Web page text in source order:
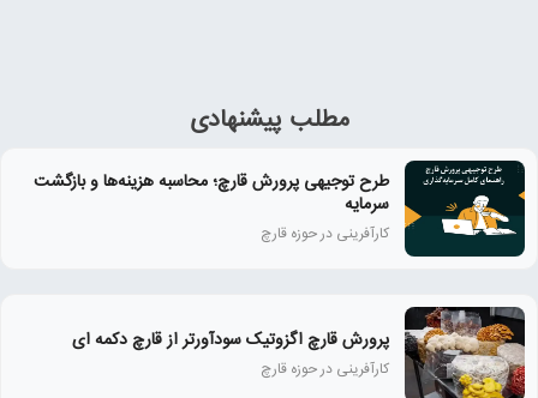
مطلب پیشنهادی
طرح توجیهی پرورش قارچ؛ محاسبه هزینه‌ها و بازگشت
سرمایه
کارآفرینی در حوزه قارچ
پرورش قارچ اگزوتیک سودآورتر از قارچ دکمه ای
کارآفرینی در حوزه قارچ